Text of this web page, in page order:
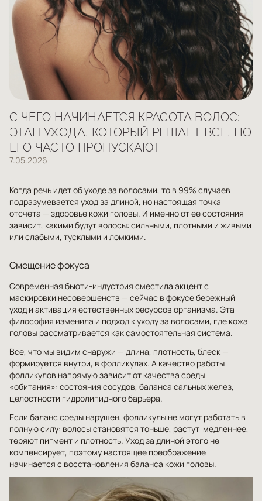
С ЧЕГО НАЧИНАЕТСЯ КРАСОТА ВОЛОС:
ЭТАП УХОДА, КОТОРЫЙ РЕШАЕТ ВСЕ, НО
ЕГО ЧАСТО ПРОПУСКАЮТ
7.05.2026
Когда речь идет об уходе за волосами, то в 99% случаев
подразумевается уход за длиной, но настоящая точка
отсчета — здоровье кожи головы. И именно от ее состояния
зависит, какими будут волосы: сильными, плотными и живыми
или слабыми, тусклыми и ломкими.
Смещение фокуса
Современная бьюти-индустрия сместила акцент с
маскировки несовершенств — сейчас в фокусе бережный
уход и активация естественных ресурсов организма. Эта
философия изменила и подход к уходу за волосами, где кожа
головы рассматривается как самостоятельная система.
Все, что мы видим снаружи — длина, плотность, блеск —
формируется внутри, в фолликулах. А качество работы
фолликулов напрямую зависит от качества среды
«обитания»: состояния сосудов, баланса сальных желез,
целостности гидролипидного барьера.
Если баланс среды нарушен, фолликулы не могут работать в
полную силу: волосы становятся тоньше, растут медленнее,
теряют пигмент и плотность. Уход за длиной этого не
компенсирует, поэтому настоящее преображение
начинается с восстановления баланса кожи головы.